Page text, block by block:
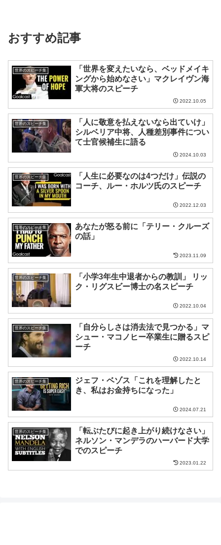
おすすめ記事
世界のスピーチ集
「世界を変えたいなら、ベッドメイキ
ングから始めなさい」マクレイヴン海
軍大将のスピーチ
2022.10.05
世界のスピーチ集
「人に敬意を払えないなら出ていけ」
シルベリア中将、人種差別事件につい
て士官候補生に語る
2024.10.03
世界のスピーチ集
「人生に必要なのは4つだけ」伝説の
コーチ、ルー・ホルツ氏のスピーチ
2022.12.03
世界のスピーチ集
あなたが怒る前に「テリー・クルーズ
の話」
2023.11.09
世界のスピーチ集
「小学3年生中退者からの教訓」 リッ
ク・リグスビー博士の名スピーチ
2022.10.04
世界のスピーチ集
「自分らしさは消去法で見つかる」マ
シュー・マコノヒー卒業生に贈るスピ
ーチ
2022.10.14
世界のスピーチ集
ジェフ・ベゾス「これを理解したと
き、私はお金持ちになった」
2024.07.21
世界のスピーチ集
「転ぶたびに起き上がり続けなさい」
ネルソン・マンデラのハーバード大学
でのスピーチ
2023.01.22